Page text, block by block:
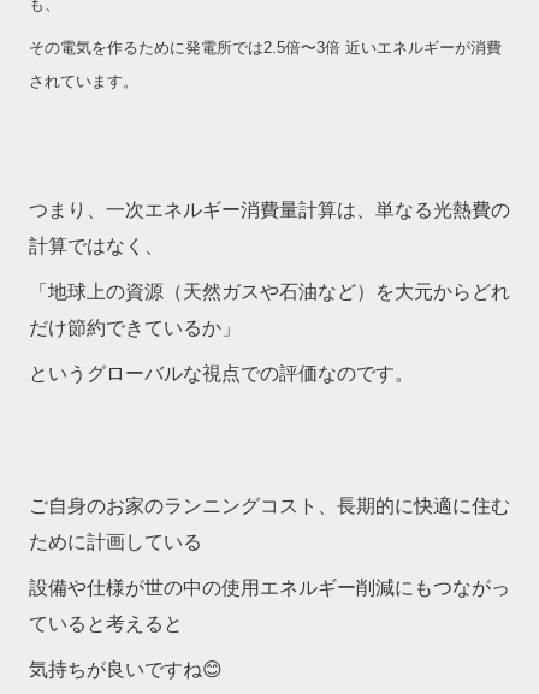
も、
その電気を作るために発電所では2.5倍〜3倍 近いエネルギーが消費
されています。
つまり、一次エネルギー消費量計算は、単なる光熱費の
計算ではなく、
「地球上の資源（天然ガスや石油など）を大元からどれ
だけ節約できているか」
というグローバルな視点での評価なのです。
ご自身のお家のランニングコスト、長期的に快適に住む
ために計画している
設備や仕様が世の中の使用エネルギー削減にもつながっ
ていると考えると
気持ちが良いですね😊